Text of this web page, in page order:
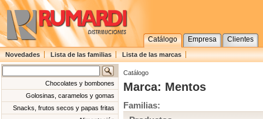
Catálogo Empresa Clientes
Novedades Lista de las familias Lista de las marcas
Catálogo
Marca: Mentos
Familias:
Chocolates y bombones
Golosinas, caramelos y gomas
Snacks, frutos secos y papas fritas